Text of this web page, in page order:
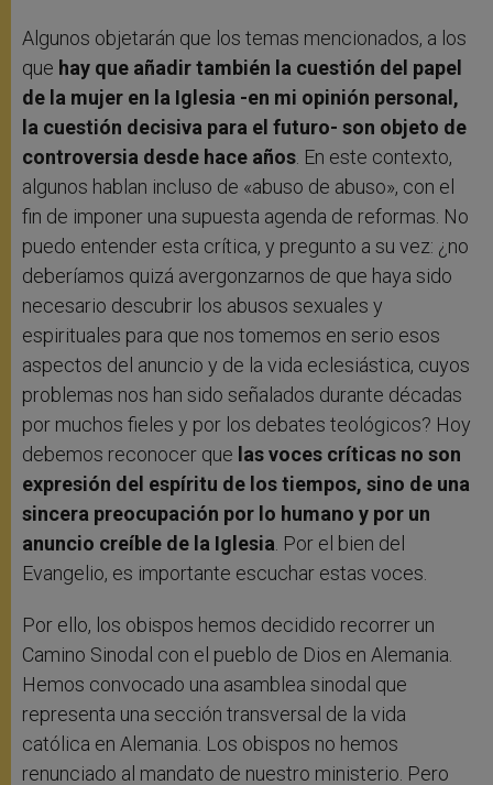
Algunos objetarán que los temas mencionados, a los
que hay que añadir también la cuestión del papel
de la mujer en la Iglesia -en mi opinión personal,
la cuestión decisiva para el futuro- son objeto de
controversia desde hace años . En este contexto,
algunos hablan incluso de «abuso de abuso», con el
fin de imponer una supuesta agenda de reformas. No
puedo entender esta crítica, y pregunto a su vez: ¿no
deberíamos quizá avergonzarnos de que haya sido
necesario descubrir los abusos sexuales y
espirituales para que nos tomemos en serio esos
aspectos del anuncio y de la vida eclesiástica, cuyos
problemas nos han sido señalados durante décadas
por muchos fieles y por los debates teológicos? Hoy
debemos reconocer que las voces críticas no son
expresión del espíritu de los tiempos, sino de una
sincera preocupación por lo humano y por un
anuncio creíble de la Iglesia . Por el bien del
Evangelio, es importante escuchar estas voces.
Por ello, los obispos hemos decidido recorrer un
Camino Sinodal con el pueblo de Dios en Alemania.
Hemos convocado una asamblea sinodal que
representa una sección transversal de la vida
católica en Alemania. Los obispos no hemos
renunciado al mandato de nuestro ministerio. Pero